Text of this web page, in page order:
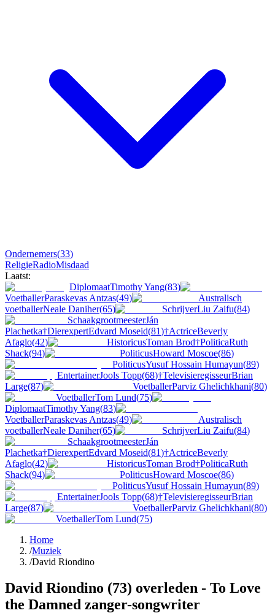
Ondernemers(33)
ReligieRadioMisdaad
Laatst:
DiplomaatTimothy Yang(83)
VoetballerParaskevas Antzas(49)
Australisch
voetballerNeale Daniher(65) SchrijverLiu Zaifu(84)
SchaakgrootmeesterJán
Plachetka†DierexpertEdvard Moseid(81)†ActriceBeverly
Afaglo(42) HistoricusToman Brod†PoliticaRuth
Shack(94) PoliticusHoward Moscoe(86)
PoliticusYusuf Hossain Humayun(89)
EntertainerJools Topp(68)†TelevisieregisseurBrian
Large(87) VoetballerParviz Ghelichkhani(80)
VoetballerTom Lund(75)
DiplomaatTimothy Yang(83)
VoetballerParaskevas Antzas(49)
Australisch
voetballerNeale Daniher(65) SchrijverLiu Zaifu(84)
SchaakgrootmeesterJán
Plachetka†DierexpertEdvard Moseid(81)†ActriceBeverly
Afaglo(42) HistoricusToman Brod†PoliticaRuth
Shack(94) PoliticusHoward Moscoe(86)
PoliticusYusuf Hossain Humayun(89)
EntertainerJools Topp(68)†TelevisieregisseurBrian
Large(87) VoetballerParviz Ghelichkhani(80)
VoetballerTom Lund(75)
Home
/Muziek
/David Riondino
David Riondino (73) overleden - To Love
the Damned zanger-songwriter